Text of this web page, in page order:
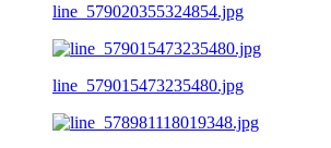
line_579020355324854.jpg
line_579015473235480.jpg